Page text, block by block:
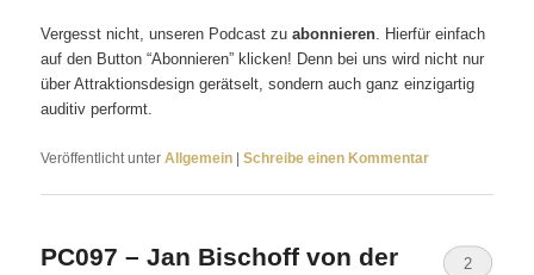
Vergesst nicht, unseren Podcast zuabonnieren. Hierfür einfach
auf den Button “Abonnieren” klicken! Denn bei uns wird nicht nur
über Attraktionsdesign gerätselt, sondern auch ganz einzigartig
auditiv performt.
Veröffentlicht unter Allgemein |Schreibe einen Kommentar
PC097 – Jan Bischoff von der
2